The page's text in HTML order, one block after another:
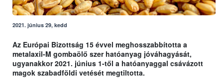
2021. június 29, kedd
Az Európai Bizottság 15 évvel meghosszabbította a
metalaxil-M gombaölő szer hatóanyag jóváhagyását,
ugyanakkor 2021. június 1-től a hatóanyaggal csávázott
magok szabadföldi vetését megtiltotta.